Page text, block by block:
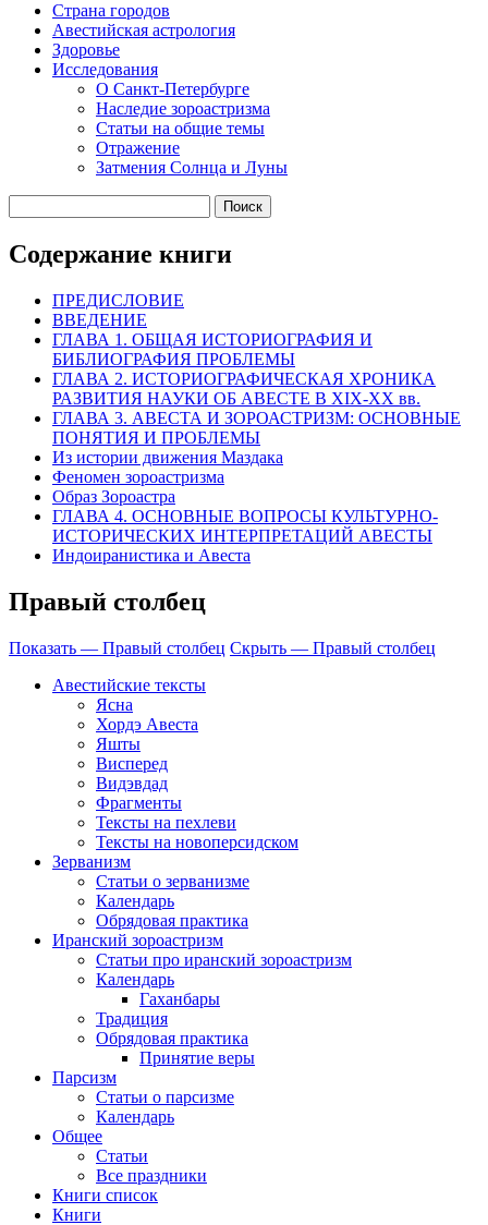
Страна городов
Авестийская астрология
Здоровье
Исследования
О Санкт-Петербурге
Наследие зороастризма
Cтатьи на общие темы
Отражение
Затмения Солнца и Луны
Содержание книги
ПРЕДИСЛОВИЕ
ВВЕДЕНИЕ
ГЛАВА 1. ОБЩАЯ ИСТОРИОГРАФИЯ И
БИБЛИОГРАФИЯ ПРОБЛЕМЫ
ГЛАВА 2. ИСТОРИОГРАФИЧЕСКАЯ ХРОНИКА
РАЗВИТИЯ НАУКИ ОБ АВЕСТЕ В XIX-XX вв.
ГЛАВА 3. АВЕСТА И ЗОРОАСТРИЗМ: ОСНОВНЫЕ
ПОНЯТИЯ И ПРОБЛЕМЫ
Из истории движения Маздака
Феномен зороастризма
Образ Зороастра
ГЛАВА 4. ОСНОВНЫЕ ВОПРОСЫ КУЛЬТУРНО-
ИСТОРИЧЕСКИХ ИНТЕРПРЕТАЦИЙ АВЕСТЫ
Индоиранистика и Авеста
Правый столбец
Показать — Правый столбец Скрыть — Правый столбец
Авестийские тексты
Ясна
Хордэ Авеста
Яшты
Висперед
Видэвдад
Фрагменты
Тексты на пехлеви
Тексты на новоперсидском
Зерванизм
Статьи о зерванизме
Календарь
Обрядовая практика
Иранский зороастризм
Статьи про иранский зороастризм
Календарь
Гаханбары
Традиция
Обрядовая практика
Принятие веры
Парсизм
Статьи о парсизме
Календарь
Общее
Статьи
Все праздники
Книги список
Книги